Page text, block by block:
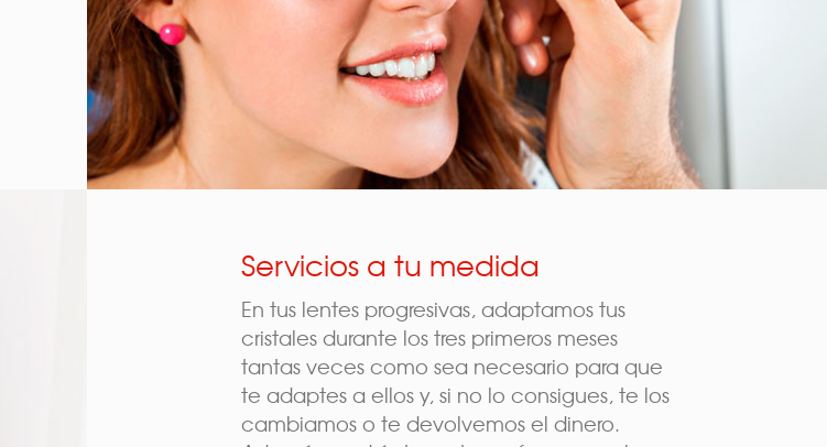
Servicios a tu medida
En tus lentes progresivas, adaptamos tus
cristales durante los tres primeros meses
tantas veces como sea necesario para que
te adaptes a ellos y, si no lo consigues, te los
cambiamos o te devolvemos el dinero.